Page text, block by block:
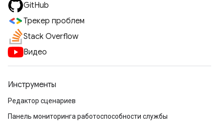
GitHub
Трекер проблем
Stack Overflow
Видео
Инструменты
Редактор сценариев
Панель мониторинга работоспособности службы